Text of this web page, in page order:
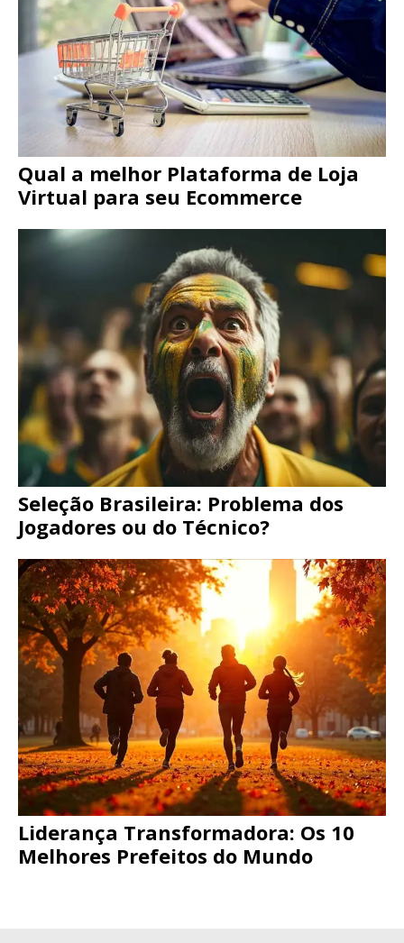
Qual a melhor Plataforma de Loja
Virtual para seu Ecommerce
Seleção Brasileira: Problema dos
Jogadores ou do Técnico?
Liderança Transformadora: Os 10
Melhores Prefeitos do Mundo